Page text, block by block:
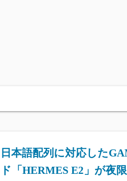
日本語配列に対応した
ド「HERMES E2」が夜